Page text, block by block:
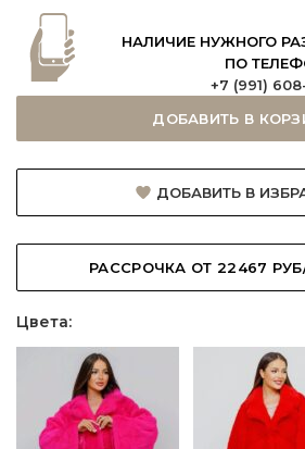
НАЛИЧИЕ НУЖНОГО
ПО
+7 (991)
ДОБАВИТЬ В
ДОБАВИТЬ В
РАССРОЧКА ОТ 22467
Цвета: